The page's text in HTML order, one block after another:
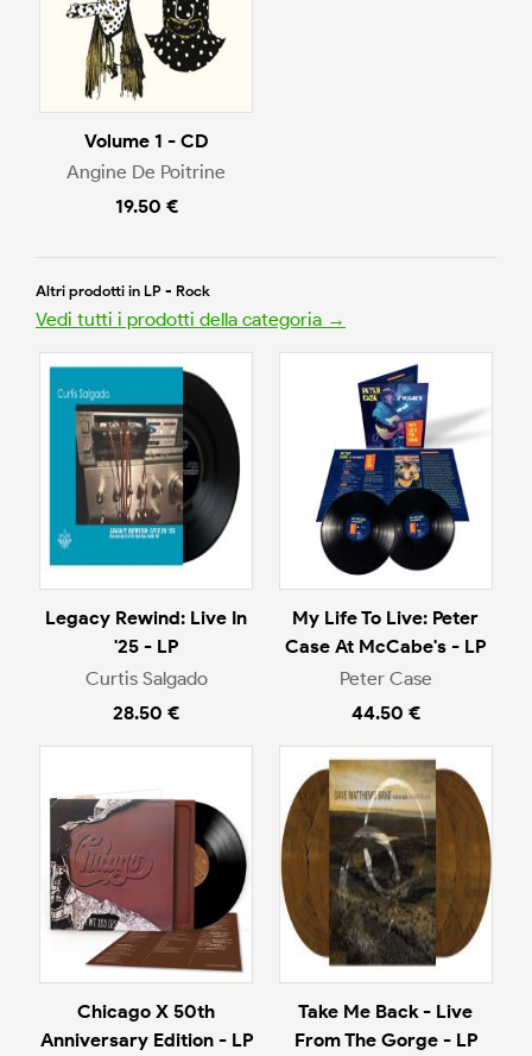
Volume 1 - CD
Angine De Poitrine
19.50 €
Altri prodotti in LP - Rock
Vedi tutti i prodotti della categoria →
Legacy Rewind: Live In
'25 - LP
Curtis Salgado
28.50 €
My Life To Live: Peter
Case At McCabe's - LP
Peter Case
44.50 €
Chicago X 50th
Anniversary Edition - LP
Take Me Back - Live
From The Gorge - LP